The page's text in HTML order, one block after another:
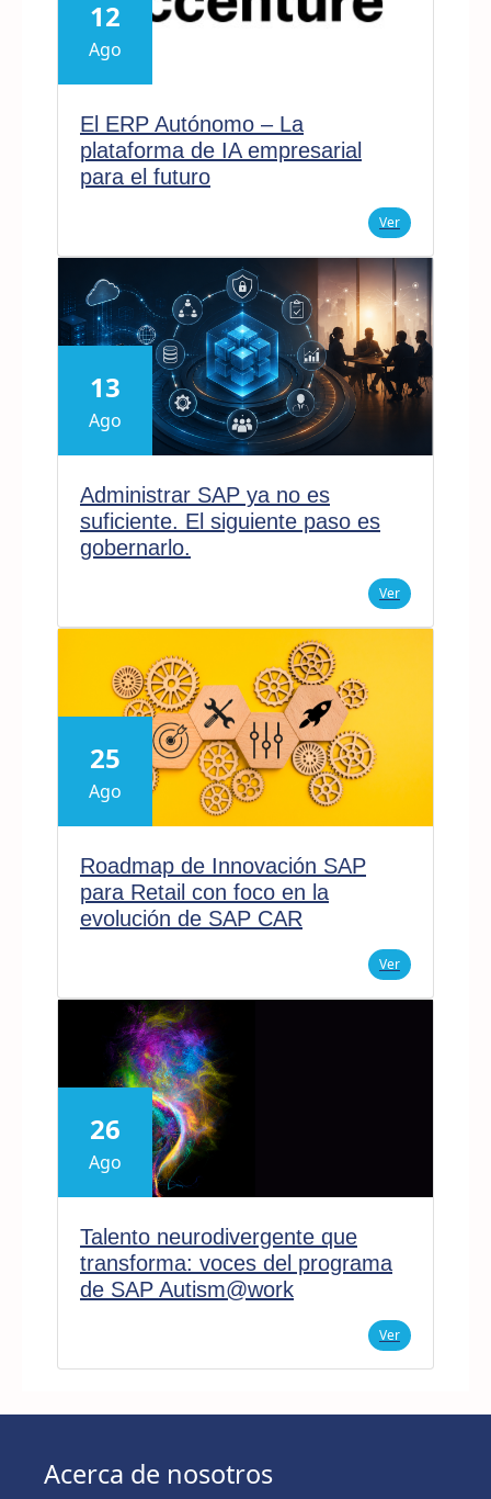
12
Ago
El ERP Autónomo – La
plataforma de IA empresarial
para el futuro
Ver
13
Ago
Administrar SAP ya no es
suficiente. El siguiente paso es
gobernarlo.
Ver
25
Ago
Roadmap de Innovación SAP
para Retail con foco en la
evolución de SAP CAR
Ver
26
Ago
Talento neurodivergente que
transforma: voces del programa
de SAP Autism@work
Ver
Acerca de nosotros